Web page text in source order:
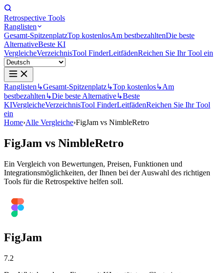
Retrospective Tools
Ranglisten
Gesamt-SpitzenplatzTop kostenlosAm bestbezahltenDie beste
AlternativeBeste KI
VergleicheVerzeichnisTool FinderLeitfädenReichen Sie Ihr Tool ein
Ranglisten ↳Gesamt-Spitzenplatz↳Top kostenlos↳Am
bestbezahlten ↳Die beste Alternative↳Beste
KIVergleicheVerzeichnisTool FinderLeitfädenReichen Sie Ihr Tool
ein
Home›Alle Vergleiche›FigJam vs NimbleRetro
FigJam vs NimbleRetro
Ein Vergleich von Bewertungen, Preisen, Funktionen und
Integrationsmöglichkeiten, der Ihnen bei der Auswahl des richtigen
Tools für die Retrospektive helfen soll.
FigJam
7.2